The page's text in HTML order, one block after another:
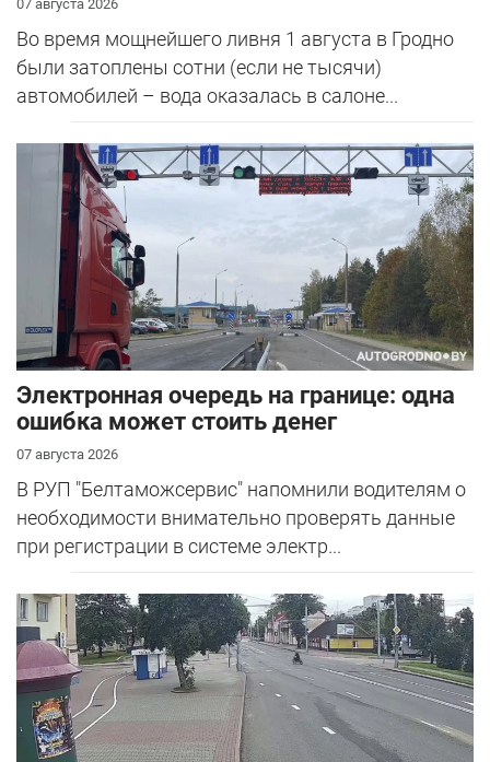
07 августа 2026
Во время мощнейшего ливня 1 августа в Гродно
были затоплены сотни (если не тысячи)
автомобилей – вода оказалась в салоне...
Электронная очередь на границе: одна
ошибка может стоить денег
07 августа 2026
В РУП "Белтаможсервис" напомнили водителям о
необходимости внимательно проверять данные
при регистрации в системе электр...